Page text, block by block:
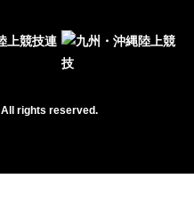
All rights reserved.